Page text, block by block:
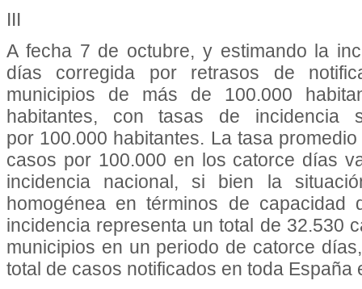
III
A fecha 7 de octubre, y estimando la
días corregida por retrasos de
municipios de más de 100.000
habitantes, con tasas de incidencia
por 100.000 habitantes. La tasa
casos por 100.000 en los catorce días
incidencia nacional, si bien la
homogénea en términos de capacidad
incidencia representa un total de 32.530
municipios en un periodo de catorce
total de casos notificados en toda España